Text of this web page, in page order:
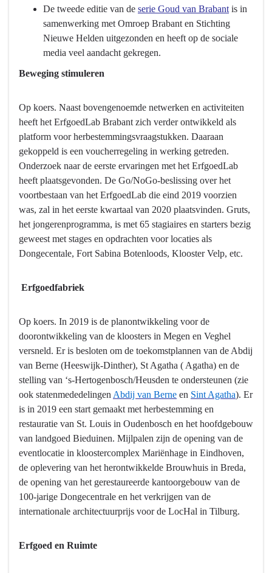
collecties,
beleving
van
ons
cultureel
erfgoed
verhalen
van
Brabant
De tweede editie van de serie Goud van Brabant is in
samenwerking met Omroep Brabant en Stichting
Nieuwe Helden uitgezonden en heeft op de sociale
media veel aandacht gekregen.
Beweging stimuleren
Op koers. Naast bovengenoemde netwerken en activiteiten
heeft het ErfgoedLab Brabant zich verder ontwikkeld als
platform voor herbestemmingsvraagstukken. Daaraan
gekoppeld is een voucherregeling in werking getreden.
Onderzoek naar de eerste ervaringen met het ErfgoedLab
heeft plaatsgevonden. De Go/NoGo-beslissing over het
voortbestaan van het ErfgoedLab die eind 2019 voorzien
was, zal in het eerste kwartaal van 2020 plaatsvinden. Gruts,
het jongerenprogramma, is met 65 stagiaires en starters bezig
geweest met stages en opdrachten voor locaties als
Dongecentale, Fort Sabina Botenloods, Klooster Velp, etc.
Erfgoedfabriek
Op koers. In 2019 is de planontwikkeling voor de
doorontwikkeling van de kloosters in Megen en Veghel
versneld. Er is besloten om de toekomstplannen van de Abdij
van Berne (Heeswijk-Dinther), St Agatha ( Agatha) en de
stelling van ‘s-Hertogenbosch/Heusden te ondersteunen (zie
ook statenmededelingen Abdij van Berne en Sint Agatha). Er
is in 2019 een start gemaakt met herbestemming en
restauratie van St. Louis in Oudenbosch en het hoofdgebouw
van landgoed Bieduinen. Mijlpalen zijn de opening van de
eventlocatie in kloostercomplex Mariënhage in Eindhoven,
de oplevering van het herontwikkelde Brouwhuis in Breda,
de opening van het gerestaureerde kantoorgebouw van de
100-jarige Dongecentrale en het verkrijgen van de
internationale architectuurprijs voor de LocHal in Tilburg.
Erfgoed en Ruimte